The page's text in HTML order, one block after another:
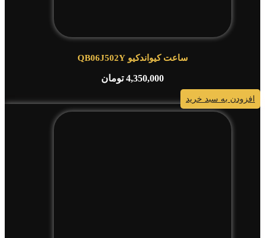
ساعت کیواندکیو QB06J502Y
4,350,000 تومان
افزودن به سبد خرید